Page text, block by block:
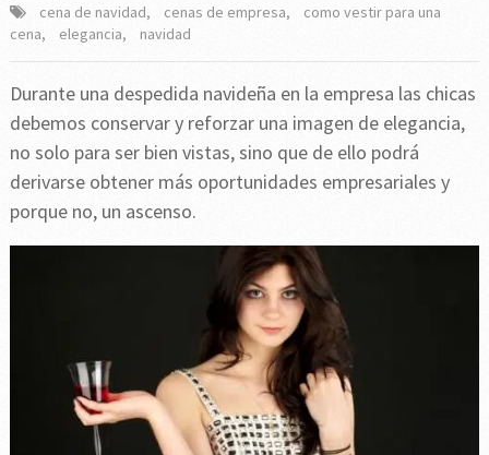
cena de navidad, cenas de empresa,
como vestir para una
cena, elegancia, navidad
Durante una despedida navideña en la empresa las chicas
debemos conservar y reforzar una imagen de elegancia,
no solo para ser bien vistas, sino que de ello podrá
derivarse obtener más oportunidades empresariales y
porque no, un ascenso.